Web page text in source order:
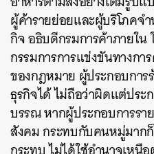
ผู้ค้ารายย่อยและผู้บริโภคจ
กิจ อธิบดีกรมการค้าภายใน
กรรมการการแข่งขันทางก
ของกฎหมาย ผู้ประกอบการ
ธุรกิจได้ ไม่ถือว่าผิดแต่ประ
บรรณ หากผู้ประกอบการร
สังคม กระทบกับคนหมู่มาก